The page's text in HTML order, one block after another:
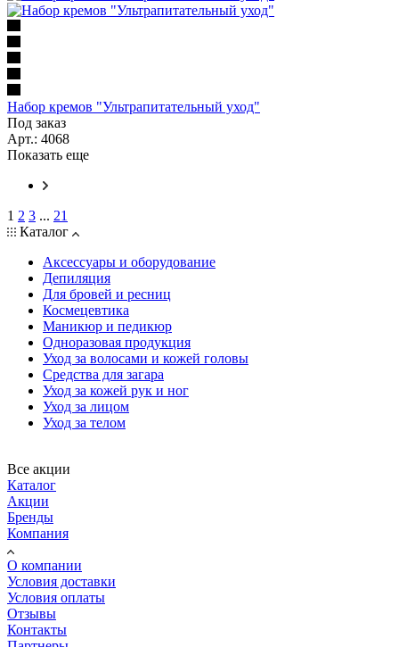
Набор кремов "Ультрапитательный уход"
Под заказ
Арт.: 4068
Показать еще
1 2 3 ... 21
Каталог
Аксессуары и оборудование
Депиляция
Для бровей и ресниц
Космецевтика
Маникюр и педикюр
Одноразовая продукция
Уход за волосами и кожей головы
Средства для загара
Уход за кожей рук и ног
Уход за лицом
Уход за телом
Все акции
Каталог
Акции
Бренды
Компания
О компании
Условия доставки
Условия оплаты
Отзывы
Контакты